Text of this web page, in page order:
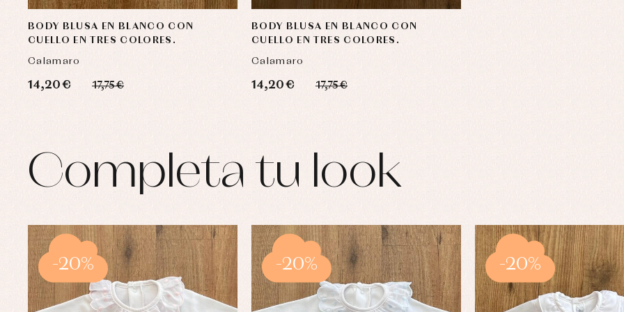
BODY BLUSA EN BLANCO CON
CUELLO EN TRES COLORES.
Calamaro
14,20 € 17,75 €
BODY BLUSA EN BLANCO CON
CUELLO EN TRES COLORES.
Calamaro
14,20 € 17,75 €
Completa tu look
-20% -20% -20%